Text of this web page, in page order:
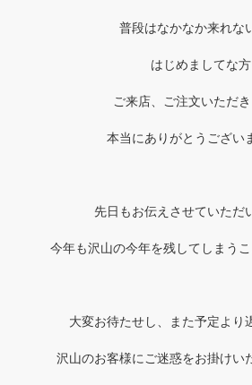
普段はなかなか来れな
はじめましてな方
ご来店、ご注文いただ
本当にありがとうござい
先日もお伝えさせていただ
今年も沢山の今年を残してしまうこ
大変お待たせし、また予定より
沢山のお客様にご迷惑をお掛けい